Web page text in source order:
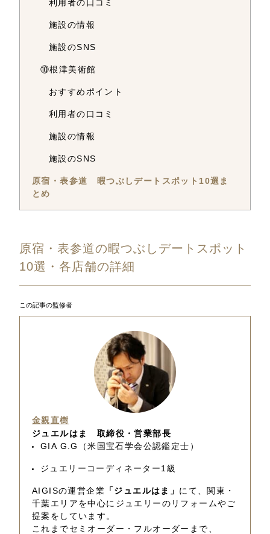
利用者の口コミ
施設の情報
施設のSNS
⑩根津美術館
おすすめポイント
利用者の口コミ
施設の情報
施設のSNS
原宿・表参道 暇つぶしデートスポット10選ま
とめ
原宿・表参道の暇つぶしデートスポット
10選・各店舗の詳細
この記事の監修者
金親直樹
ジュエルはま 取締役・営業部長
GIA G.G（米国宝石学会公認鑑定士）
ジュエリーコーディネーター1級
AIGISの運営企業 「ジュエルはま」 にて、関東・
千葉エリアを中心にジュエリーのリフォームやご
提案をしています。
これまでセミオーダー・フルオーダーまで、